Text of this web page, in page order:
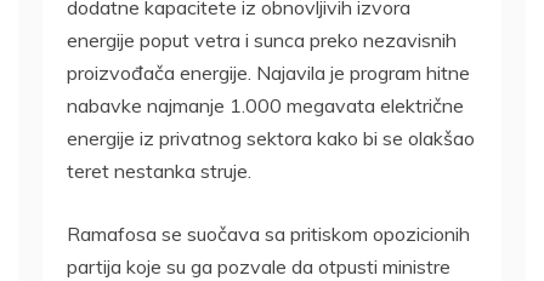
dodatne kapacitete iz obnovljivih izvora
energije poput vetra i sunca preko nezavisnih
proizvođača energije. Najavila je program hitne
nabavke najmanje 1.000 megavata električne
energije iz privatnog sektora kako bi se olakšao
teret nestanka struje.
Ramafosa se suočava sa pritiskom opozicionih
partija koje su ga pozvale da otpusti ministre